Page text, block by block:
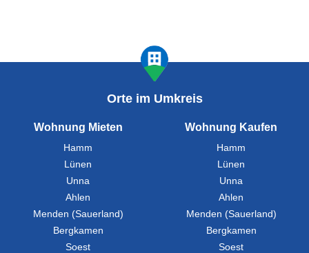
Orte im Umkreis
Wohnung Mieten
Hamm
Lünen
Unna
Ahlen
Menden (Sauerland)
Bergkamen
Soest
Wohnung Kaufen
Hamm
Lünen
Unna
Ahlen
Menden (Sauerland)
Bergkamen
Soest